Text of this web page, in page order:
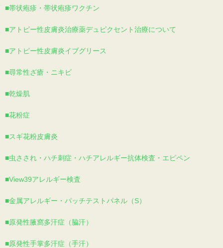
■帯状疱疹・帯状疱疹ワクチン
■アトピー性皮膚炎治療薬デュピクセント治療について
■アトピー性皮膚炎イブグリース
■尋常性ざ瘡・ニキビ
■乾燥肌
■花粉症
■スギ花粉皮膚炎
■虫さされ・ハチ刺症・ハチアレルギー抗体検査・エピペン
■View39アレルギー検査
■金属アレルギー・パッチテストパネル（S）
■原発性腋窩多汗症（脇汗）
■原発性手掌多汗症（手汗）